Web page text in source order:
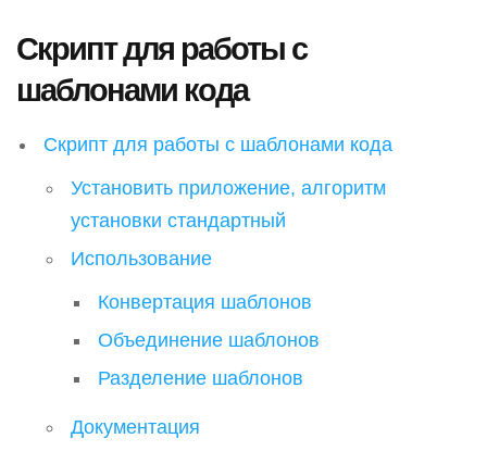
Скрипт для работы с
шаблонами кода
Скрипт для работы с шаблонами кода
Установить приложение, алгоритм
установки стандартный
Использование
Конвертация шаблонов
Объединение шаблонов
Разделение шаблонов
Документация